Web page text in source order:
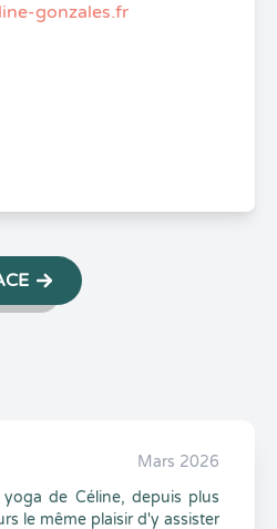
gonzales.fr
Mars 2026
de Céline, depuis plus
le même plaisir d'y assister